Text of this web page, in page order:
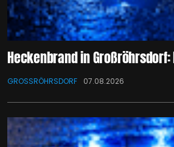
Heckenbrand in
GROSSRÖHRSDORF 07.08.2026